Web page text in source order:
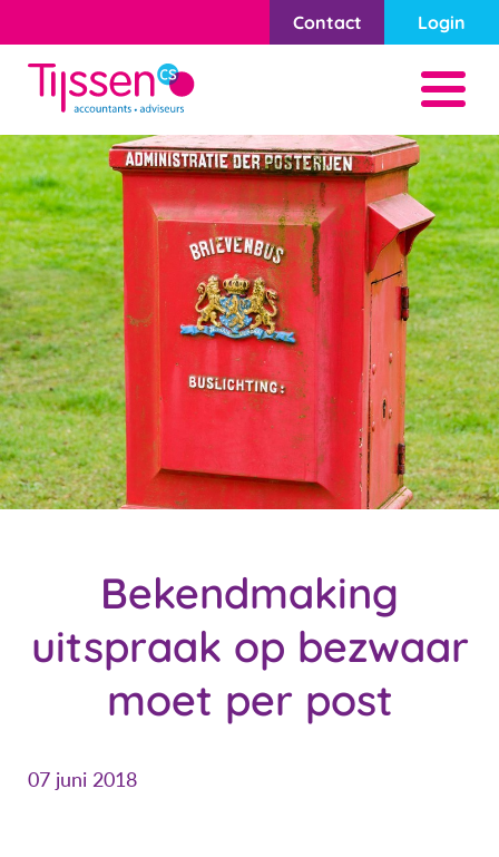
Contact Login
Bekendmaking
uitspraak op bezwaar
moet per post
07 juni 2018